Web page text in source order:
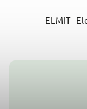
ELMIT -